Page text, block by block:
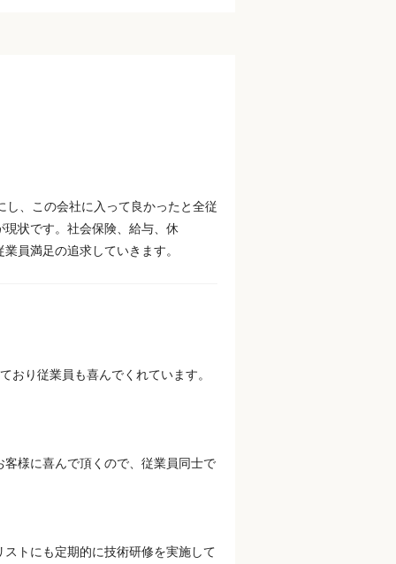
、この会社に入って良かったと全従
状です。社会保険、給与、休
員満足の追求していきます。
おり従業員も喜んでくれています。
様に喜んで頂くので、従業員同士で
トにも定期的に技術研修を実施して